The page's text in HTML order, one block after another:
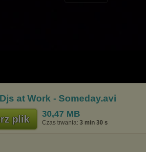
Djs at Work - Someday.avi
plik 30,47 MB
Czas trwania: 3 min 30 s